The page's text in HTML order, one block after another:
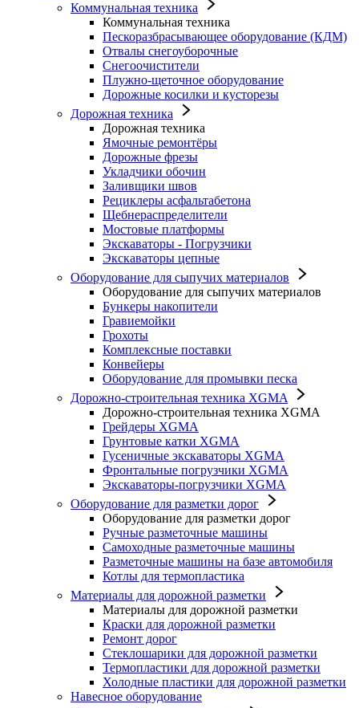
Коммунальная техника
Коммунальная техника
Пескоразбрасывающее оборудование (КДМ)
Отвалы снегоуборочные
Снегоочистители
Плужно-щеточное оборудование
Дорожные косилки и кусторезы
Дорожная техника
Дорожная техника
Ямочные ремонтёры
Дорожные фрезы
Укладчики обочин
Заливщики швов
Рециклеры асфальтабетона
Щебнераспределители
Мостовые платформы
Экскаваторы - Погрузчики
Экскаваторы цепные
Оборудование для сыпучих материалов
Оборудование для сыпучих материалов
Бункеры накопители
Гравиемойки
Грохоты
Комплексные поставки
Конвейеры
Оборудование для промывки песка
Дорожно-строительная техника XGMA
Дорожно-строительная техника XGMA
Грейдеры XGMA
Грунтовые катки XGMA
Гусеничные экскаваторы XGMA
Фронтальные погрузчики XGMA
Экскаваторы-погрузчики XGMA
Оборудование для разметки дорог
Оборудование для разметки дорог
Ручные разметочные машины
Самоходные разметочные машины
Разметочные машины на базе автомобиля
Котлы для термопластика
Материалы для дорожной разметки
Материалы для дорожной разметки
Краски для дорожной разметки
Ремонт дорог
Стеклошарики для дорожной разметки
Термопластики для дорожной разметки
Холодные пластики для дорожной разметки
Навесное оборудование